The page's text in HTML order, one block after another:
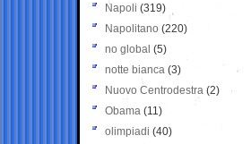
Napoli (319)
Napolitano (220)
no global (5)
notte bianca (3)
Nuovo Centrodestra (2)
Obama (11)
olimpiadi (40)